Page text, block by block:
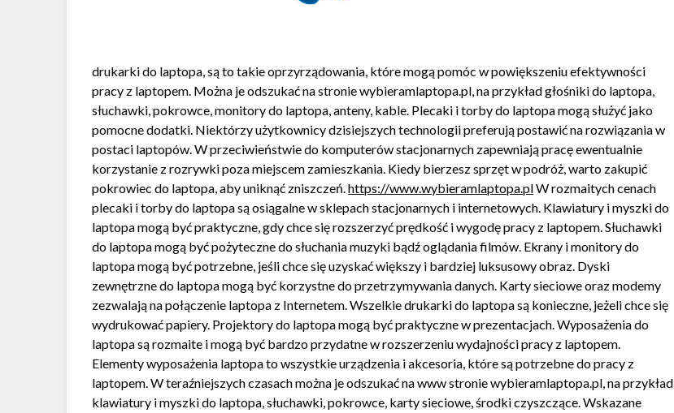
drukarki do laptopa, są to takie oprzyrządowania, które mogą pomóc w powiększeniu efektywności
pracy z laptopem. Można je odszukać na stronie wybieramlaptopa.pl, na przykład głośniki do laptopa,
słuchawki, pokrowce, monitory do laptopa, anteny, kable. Plecaki i torby do laptopa mogą służyć jako
pomocne dodatki. Niektórzy użytkownicy dzisiejszych technologii preferują postawić na rozwiązania w
postaci laptopów. W przeciwieństwie do komputerów stacjonarnych zapewniają pracę ewentualnie
korzystanie z rozrywki poza miejscem zamieszkania. Kiedy bierzesz sprzęt w podróż, warto zakupić
pokrowiec do laptopa, aby uniknąć zniszczeń.https://www.wybieramlaptopa.plW rozmaitych cenach
plecaki i torby do laptopa są osiągalne w sklepach stacjonarnych i internetowych. Klawiatury i myszki do
laptopa mogą być praktyczne, gdy chce się rozszerzyć prędkość i wygodę pracy z laptopem. Słuchawki
do laptopa mogą być pożyteczne do słuchania muzyki bądź oglądania filmów. Ekrany i monitory do
laptopa mogą być potrzebne, jeśli chce się uzyskać większy i bardziej luksusowy obraz. Dyski
zewnętrzne do laptopa mogą być korzystne do przetrzymywania danych. Karty sieciowe oraz modemy
zezwalają na połączenie laptopa z Internetem. Wszelkie drukarki do laptopa są konieczne, jeżeli chce się
wydrukować papiery. Projektory do laptopa mogą być praktyczne w prezentacjach. Wyposażenia do
laptopa są rozmaite i mogą być bardzo przydatne w rozszerzeniu wydajności pracy z laptopem.
Elementy wyposażenia laptopa to wszystkie urządzenia i akcesoria, które są potrzebne do pracy z
laptopem. W teraźniejszych czasach można je odszukać na www stronie wybieramlaptopa.pl, na przykład
klawiatury i myszki do laptopa, słuchawki, pokrowce, karty sieciowe, środki czyszczące. Wskazane